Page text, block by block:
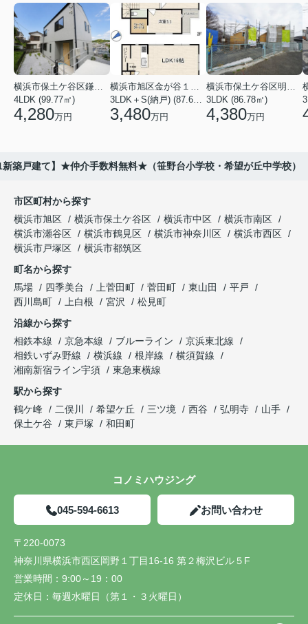
横浜市保土ケ谷区鎌谷町
4LDK (99.77㎡)
4,280万円
横浜市旭区金が谷１丁目
3LDK＋S(納戸) (87.61㎡)
3,480万円
横浜市保土ケ谷区明神台
3LDK (86.78㎡)
4,380万円
築戸建て】★仲介手数料無料★（笹野台小学校・希望が丘中学校）
市区町村から探す
横浜市旭区
横浜市保土ケ谷区 横浜市中区
横浜市南区
横浜市瀬谷区
横浜市鶴見区 横浜市神奈川区
横浜市西区
横浜市戸塚区
横浜市都筑区
町名から探す
馬場
四季美台 上菅田町 菅田町 東山田
平戸
西川島町
上白根 宮沢
松見町
沿線から探す
相鉄本線
京急本線 ブルーライン
京浜東北線
相鉄いずみ野線
横浜線 根岸線
横須賀線
湘南新宿ライン宇須
東急東横線
駅から探す
鶴ケ峰
二俣川 希望ケ丘 三ツ境 西谷 弘明寺
山手
保土ケ谷
東戸塚 和田町
コノミハウジング
045-594-6613 お問い合わせ
〒220-0073
神奈川県横浜市西区岡野１丁目16-16 第２梅沢ビル５F
営業時間： 9:00～19：00
定休日： 毎週水曜日（第１・３火曜日）